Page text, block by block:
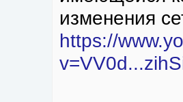
изменения
https://